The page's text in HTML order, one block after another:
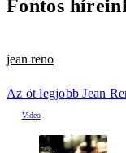
Fontos
jean reno
Az öt legjobb Jean